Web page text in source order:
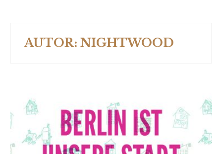
AUTOR: NIGHTWOOD